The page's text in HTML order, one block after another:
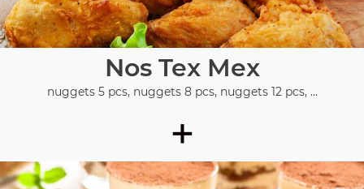
Nos Tex Mex
nuggets 5 pcs, nuggets 8 pcs, nuggets 12 pcs, ...
+